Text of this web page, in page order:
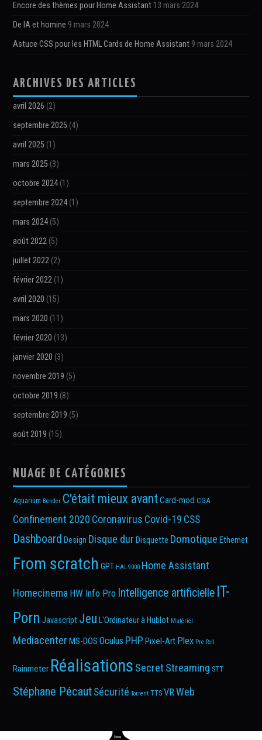
Encore des thèmes pour Home Assistant 13 mars 2024
De IA et homine 9 mars 2024
Astuce CSS pour les HTML Cards de Home Assistant 9 mars 2024
ARCHIVES DES ARTICLES
avril 2026 (2)
septembre 2025 (4)
avril 2025 (1)
mars 2025 (3)
octobre 2024(1)
septembre 2024(1)
mars 2024(5)
août 2022 (5)
juillet 2022 (2)
février 2022 (1)
avril 2020 (15)
mars 2020 (11)
février 2020 (13)
janvier 2020 (3)
novembre 2019 (5)
octobre 2019 (8)
septembre 2019 (5)
août 2019 (15)
NUAGE DE CATÉGORIES
Aquarium Bender C'était mieux avantCard-mod CGA
Confinement 2020 Coronavirus Covid-19 CSS
Dashboard Design Disque dur Disquette Domotique Ethernet
From scratch GPT HAL 9000 Home Assistant
Homecinema HW Info Pro Intelligence artificielle IT-
Porn Javascript Jeu L'Ordinateur à Hublot Matériel
Mediacenter MS-DOS Oculus PHP Pixel-Art Plex Pre-Roll
Rainmeter Réalisations Secret Streaming STT
Stéphane PécautSécurité Torrent TTS VRWeb